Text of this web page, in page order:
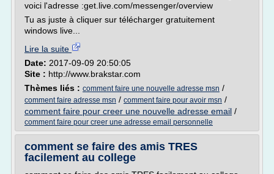
voici l'adresse :get.live.com/messenger/overview
Tu as juste à cliquer sur télécharger gratuitement
windows live...
Lire la suite
Date: 2017-09-09 20:50:05
Site : http://www.brakstar.com
Thèmes liés : comment faire une nouvelle adresse msn /
comment faire adresse msn / comment faire pour avoir msn /
comment faire pour creer une nouvelle adresse email /
comment faire pour creer une adresse email personnelle
comment se faire des amis TRES
facilement au college